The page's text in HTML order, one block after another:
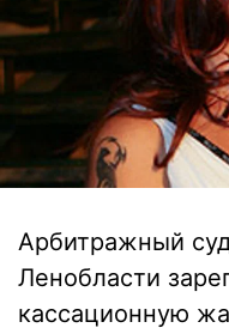
Арбитражный
Ленобласти
кассационную